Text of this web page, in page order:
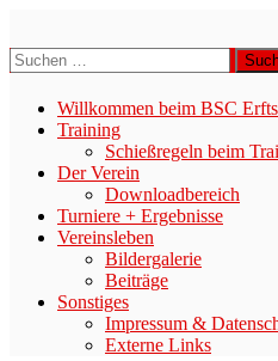
springen
BSC-
Suchen
nach:
Willkommen beim BSC
Training
Schießregeln beim
Der Verein
Downloadbereich
Turniere + Ergebnisse
Vereinsleben
Bildergalerie
Beiträge
Sonstiges
Impressum &
Externe Links